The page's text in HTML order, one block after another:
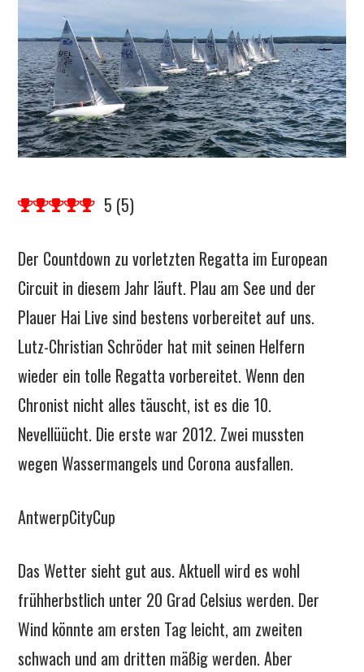
5 (5)
Der Countdown zu vorletzten Regatta im European
Circuit in diesem Jahr läuft. Plau am See und der
Plauer Hai Live sind bestens vorbereitet auf uns.
Lutz-Christian Schröder hat mit seinen Helfern
wieder ein tolle Regatta vorbereitet. Wenn den
Chronist nicht alles täuscht, ist es die 10.
Nevellüücht. Die erste war 2012. Zwei mussten
wegen Wassermangels und Corona ausfallen.
AntwerpCityCup
Das Wetter sieht gut aus. Aktuell wird es wohl
frühherbstlich unter 20 Grad Celsius werden. Der
Wind könnte am ersten Tag leicht, am zweiten
schwach und am dritten mäßig werden. Aber